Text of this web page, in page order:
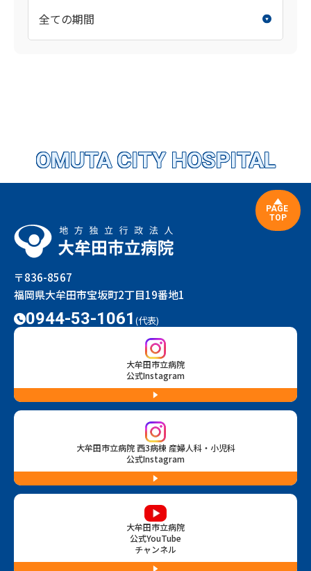
OMUTA CITY HOSPITAL
〒836-8567
福岡県大牟田市宝坂町2丁目19番地1
0944-53-1061 (代表)
大牟田市立病院
公式Instagram
大牟田市立病院 西3病棟 産婦人科・小児科
公式Instagram
大牟田市立病院
公式YouTube
チャンネル
PAGE
TOP